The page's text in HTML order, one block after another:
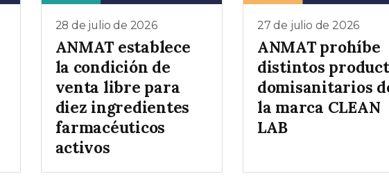
28 de julio de 2026
ANMAT establece
la condición de
venta libre para
diez ingredientes
farmacéuticos
activos
27 de julio de 2026
ANMAT prohíbe
distintos
domisanitarios
la marca CLEAN
LAB